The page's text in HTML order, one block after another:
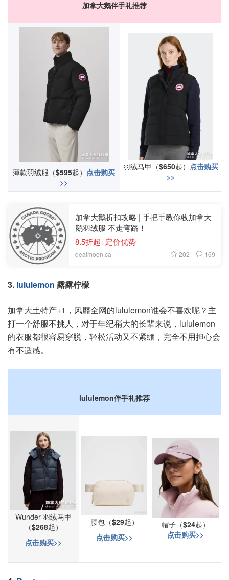
加拿大鹅伴手礼推荐
薄款羽绒服（$595起） 点击购买
>>
羽绒马甲（$650起） 点击购买
>>
加拿大鹅折扣攻略 | 手把手教你收加拿大
鹅羽绒服 不走弯路！
8.5折起+定价优势
dealmoon.ca 202 169
3. lululemon 露露柠檬
加拿大土特产+1，风靡全网的lululemon谁会不喜欢呢？主
打一个舒服不挑人，对于年纪稍大的长辈来说，lululemon
的衣服都很容易穿脱，轻松活动又不紧绷，完全不用担心会
有不适感。
lululemon伴手礼推荐
Wunder 羽绒马甲
（$268起）
点击购买>>
腰包（$29起）
点击购买>>
帽子（$24起）
点击购买>>